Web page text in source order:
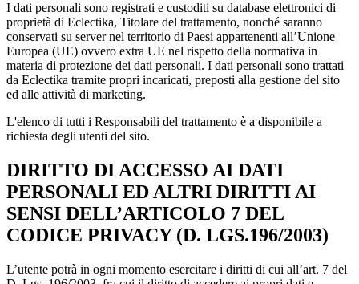
I dati personali sono registrati e custoditi su database elettronici di
proprietà di Eclectika, Titolare del trattamento, nonché saranno
conservati su server nel territorio di Paesi appartenenti all’Unione
Europea (UE) ovvero extra UE nel rispetto della normativa in
materia di protezione dei dati personali. I dati personali sono trattati
da Eclectika tramite propri incaricati, preposti alla gestione del sito
ed alle attività di marketing.
L'elenco di tutti i Responsabili del trattamento è a disponibile a
richiesta degli utenti del sito.
DIRITTO DI ACCESSO AI DATI
PERSONALI ED ALTRI DIRITTI AI
SENSI DELL’ARTICOLO 7 DEL
CODICE PRIVACY (D. LGS.196/2003)
L’utente potrà in ogni momento esercitare i diritti di cui all’art. 7 del